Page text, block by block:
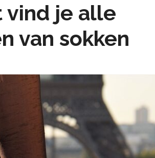
vind je alle
van sokken